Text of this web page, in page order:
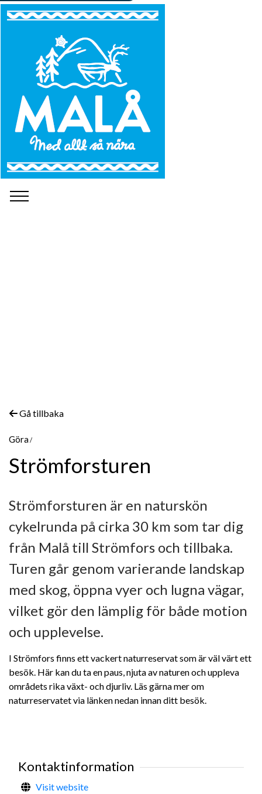
Gå tillbaka
Göra
Strömforsturen
Strömforsturen är en naturskön
cykelrunda på cirka 30 km som tar dig
från Malå till Strömfors och tillbaka.
Turen går genom varierande landskap
med skog, öppna vyer och lugna vägar,
vilket gör den lämplig för både motion
och upplevelse.
I Strömfors finns ett vackert naturreservat som är väl värt ett
besök. Här kan du ta en paus, njuta av naturen och uppleva
områdets rika växt- och djurliv. Läs gärna mer om
naturreservatet via länken nedan innan ditt besök.
Kontaktinformation
Visit website